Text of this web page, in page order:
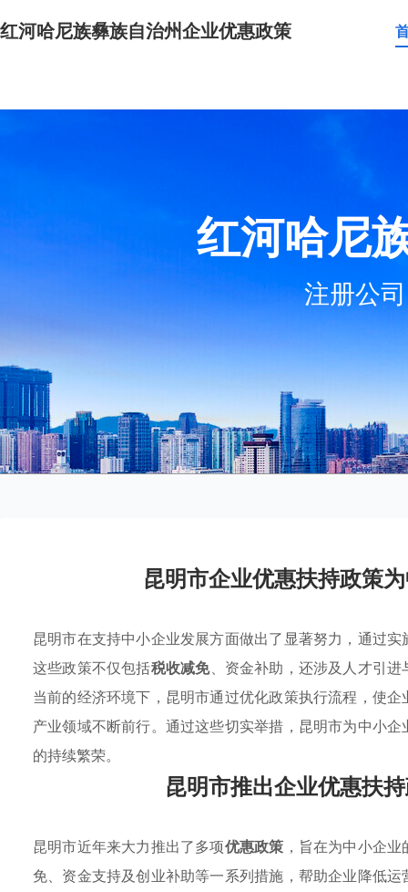
红河哈尼族彝族自治州企业优惠政策
红河哈尼
注册公
昆明市企业优惠扶持政策
昆明市在支持中小企业发展方面做出了显著努力，通过实
这些政策不仅包括税收减免、资金补助，还涉及人才引
当前的经济环境下，昆明市通过优化政策执行流程，使
产业领域不断前行。通过这些切实举措，昆明市为中小
的持续繁荣。
昆明市推出企业优惠扶
昆明市近年来大力推出了多项优惠政策 ，旨在为中小企
免、资金支持及创业补助等一系列措施，帮助企业降低